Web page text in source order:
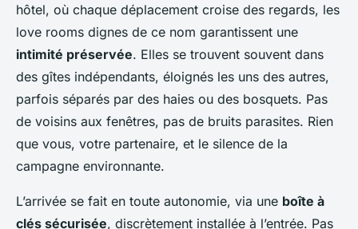
hôtel, où chaque déplacement croise des regards, les
love rooms dignes de ce nom garantissent une
intimité préservée. Elles se trouvent souvent dans
des gîtes indépendants, éloignés les uns des autres,
parfois séparés par des haies ou des bosquets. Pas
de voisins aux fenêtres, pas de bruits parasites. Rien
que vous, votre partenaire, et le silence de la
campagne environnante.
L’arrivée se fait en toute autonomie, via une boîte à
clés sécurisée, discrètement installée à l’entrée. Pas